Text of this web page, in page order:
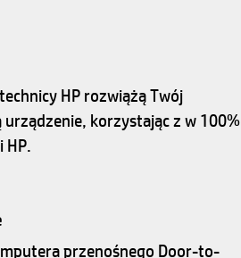
HP rozwiążą Twój
korzystając z w 100%
HP.
przenośnego Door-to-